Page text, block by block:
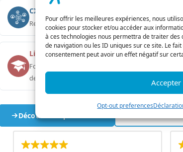
Pour offrir les meilleures expériences, nous
cookies pour stocker et/ou accéder aux
à ces technologies nous permettra de traiter
de navigation ou les ID uniques sur ce site. Le
consentement peut avoir un effet négatif sur
Accepter
Opt-out preferences
CX 360° / CRM Dataviz
Reporting et dashboards omnicanaux
Listener LMS
Formation et montée en compétences
des agents
Découvrir la plateforme